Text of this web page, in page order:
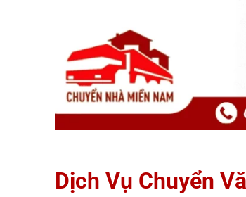
Dịch Vụ Chuyển